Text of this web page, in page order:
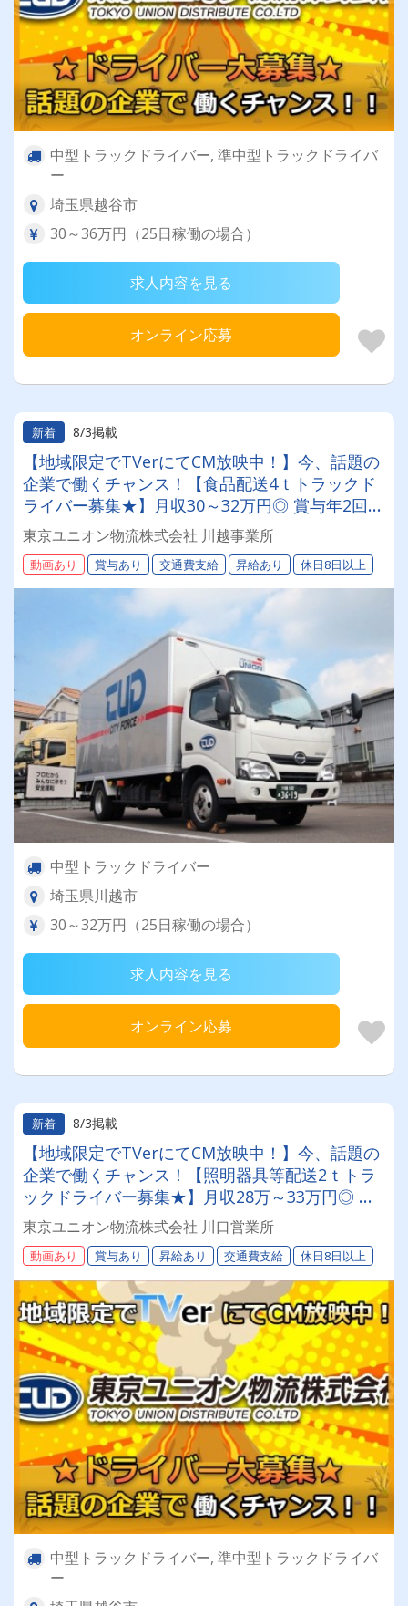
中型トラックドライバー, 準中型トラックドライバ
ー
埼玉県越谷市
30～36万円（25日稼働の場合）
求人内容を見る
オンライン応募
新着 8/3掲載
【地域限定でTVerにてCM放映中！】今、話題の
企業で働くチャンス！【食品配送4ｔトラックド
ライバー募集★】月収30～32万円◎ 賞与年2回／
昇給有／福利厚生充実／仕事量安定／未経験歓迎
◎【年間休日113日以上】連休もあり◎プライベ
ート充実可◎「安心・安全」で働く。東京ユニオ
ン物流でドライバーライフを送りませんか？
東京ユニオン物流株式会社 川越事業所
動画あり 賞与あり 交通費支給 昇給あり 休日8日以上
中型トラックドライバー
埼玉県川越市
30～32万円（25日稼働の場合）
求人内容を見る
オンライン応募
新着 8/3掲載
【地域限定でTVerにてCM放映中！】今、話題の
企業で働くチャンス！【照明器具等配送2ｔトラ
ックドライバー募集★】月収28万～33万円◎ 賞
与年2回／昇給有／福利厚生充実／仕事量安定／
未経験歓迎◎【年間休日113日以上】連休もあり
◎プライベート充実可◎「安心・安全」で働く。
東京ユニオン物流でドライバーライフを送りませ
んか？
東京ユニオン物流株式会社 川口営業所
動画あり 賞与あり 昇給あり 交通費支給 休日8日以上
中型トラックドライバー, 準中型トラックドライバ
ー